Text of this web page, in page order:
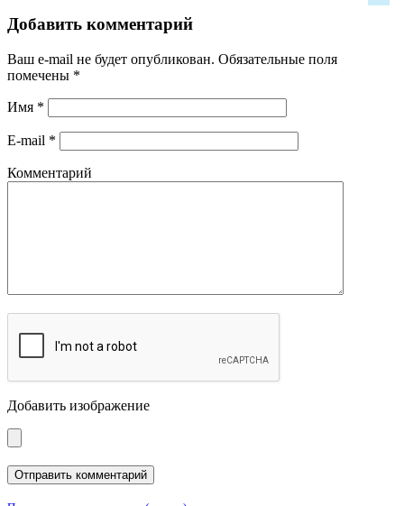
Добавить комментарий
Ваш e-mail не будет опубликован. Обязательные поля
помечены *
Имя *
E-mail *
Комментарий
Добавить изображение